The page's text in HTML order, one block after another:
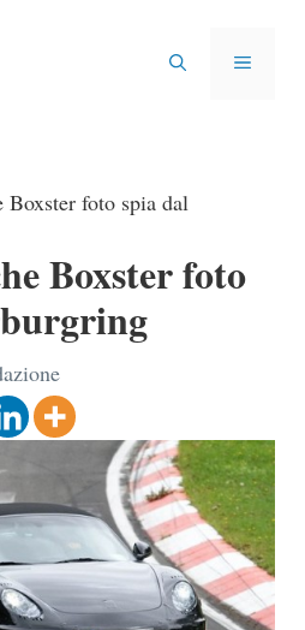
MENU
Boxster foto spia dal
Boxster foto